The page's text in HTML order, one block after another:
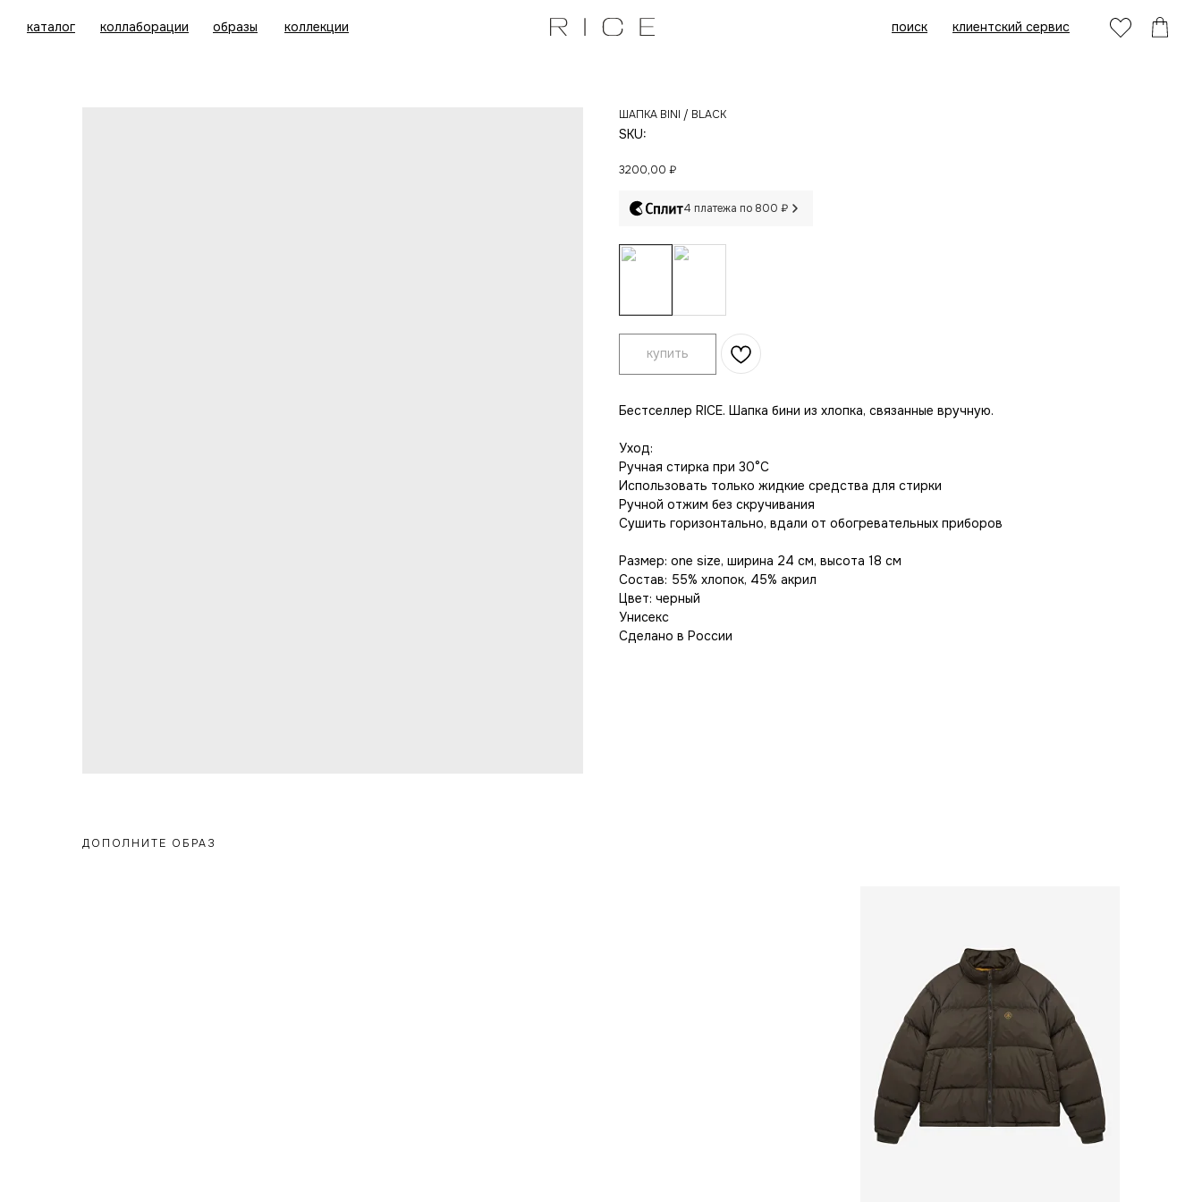
каталог коллаборации коллекции
образы клиентский сервис
поиск
ШАПКА BINI / BLACK
SKU:
3200,00 ₽
4 платежа по 800 ₽
купить
Бестселлер RICE. Шапка бини из хлопка, связанные вручную.
Уход:
Ручная стирка при 30°C
Использовать только жидкие средства для стирки
Ручной отжим без скручивания
Сушить горизонтально, вдали от обогревательных приборов
Размер: one size, ширина 24 см, высота 18 см
Состав: 55% хлопок, 45% акрил
Цвет: черный
Унисекс
Сделано в России
ДОПОЛНИТЕ ОБРАЗ